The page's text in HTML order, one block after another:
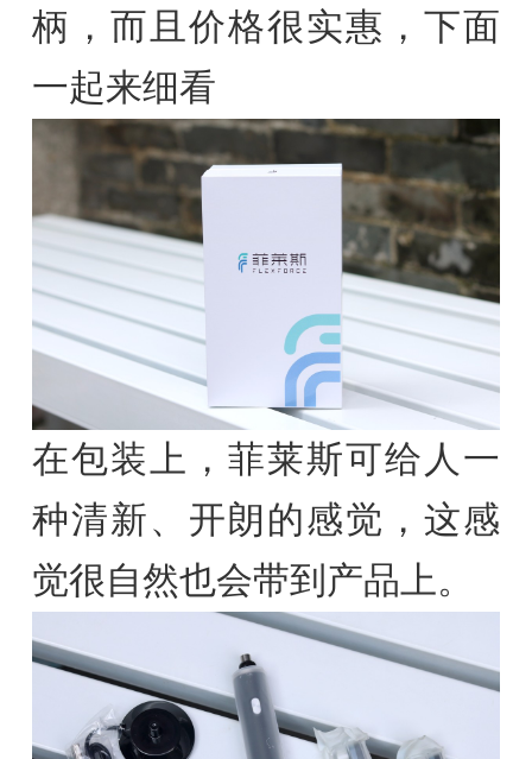
柄，而且价格很实惠，下面
一起来细看
在包装上，菲莱斯可给人一
种清新、开朗的感觉，这感
觉很自然也会带到产品上。